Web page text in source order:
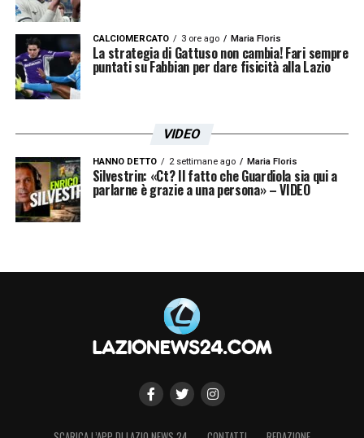
CALCIOMERCATO 3 ore ago Maria Floris
La strategia di Gattuso non cambia! Fari sempre
puntati su Fabbian per dare fisicità alla Lazio
VIDEO
HANNO DETTO 2 settimane ago Maria Floris
Silvestrin: «Ct? Il fatto che Guardiola sia qui a
parlarne è grazie a una persona» – VIDEO